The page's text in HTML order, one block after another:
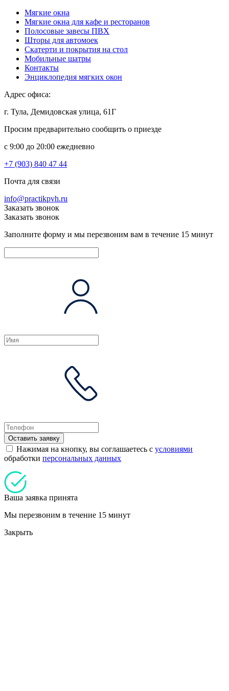
Мягкие окна
Мягкие окна для кафе и ресторанов
Полосовые завесы ПВХ
Шторы для автомоек
Скатерти и покрытия на стол
Мобильные шатры
Контакты
Энциклопедия мягких окон
Адрес офиса:
г. Тула, Демидовская улица, 61Г
Просим предварительно сообщить о приезде
c 9:00 до 20:00 ежедневно
+7 (903) 840 47 44
Почта для связи
info@practikpvh.ru
Заказать звонок
Заказать звонок
Заполните форму и мы перезвоним вам в течение 15 минут
Оставить заявку
Нажимая на кнопку, вы соглашаетесь с условиями
обработки персональных данных
Ваша заявка принята
Мы перезвоним в течение 15 минут
Закрыть